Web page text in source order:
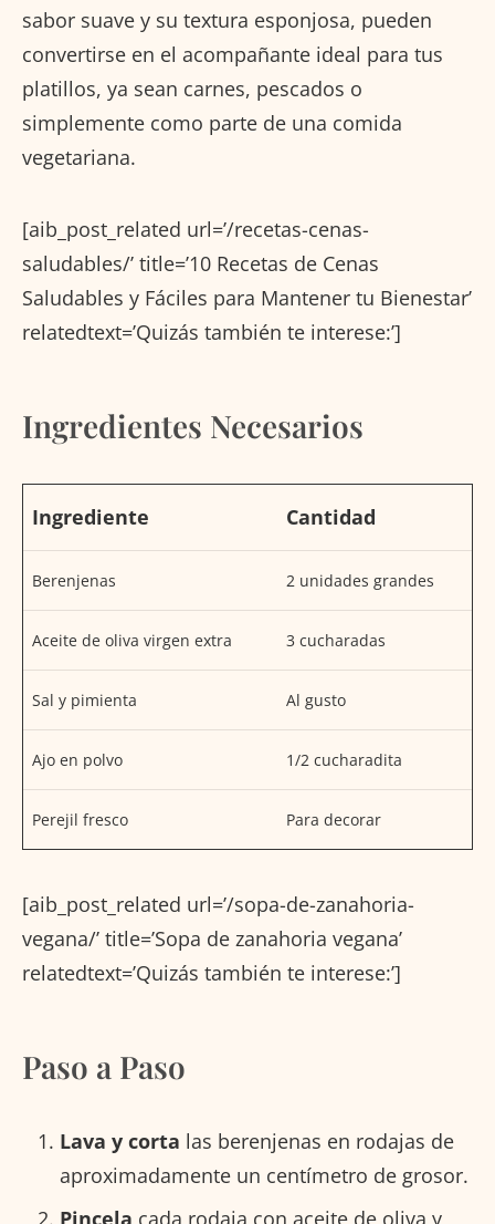
sabor suave y su textura esponjosa, pueden
convertirse en el acompañante ideal para tus
platillos, ya sean carnes, pescados o
simplemente como parte de una comida
vegetariana.
[aib_post_related url=’/recetas-cenas-
saludables/’ title=’10 Recetas de Cenas
Saludables y Fáciles para Mantener tu Bienestar’
relatedtext=’Quizás también te interese:’]
Ingredientes Necesarios
Ingrediente Cantidad
Berenjenas 2 unidades grandes
Aceite de oliva virgen extra 3 cucharadas
Sal y pimienta Al gusto
Ajo en polvo 1/2 cucharadita
Perejil fresco Para decorar
[aib_post_related url=’/sopa-de-zanahoria-
vegana/’ title=’Sopa de zanahoria vegana’
relatedtext=’Quizás también te interese:’]
Paso a Paso
Lava y corta las berenjenas en rodajas de
aproximadamente un centímetro de grosor.
Pincela cada rodaja con aceite de oliva y